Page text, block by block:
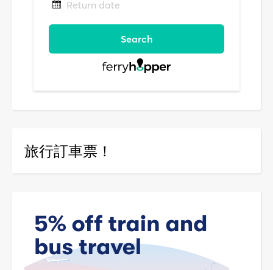
旅行訂車票！